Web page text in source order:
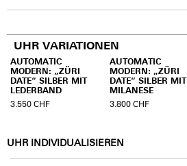
UHR VARIATIONEN
AUTOMATIC
MODERN: „ZÜRI
DATE“ SILBER MIT
LEDERBAND
3.550CHF
AUTOMATIC
MODERN: „ZÜRI
DATE“ SILBER MIT
MILANESE
3.800 CHF
UHR INDIVIDUALISIEREN